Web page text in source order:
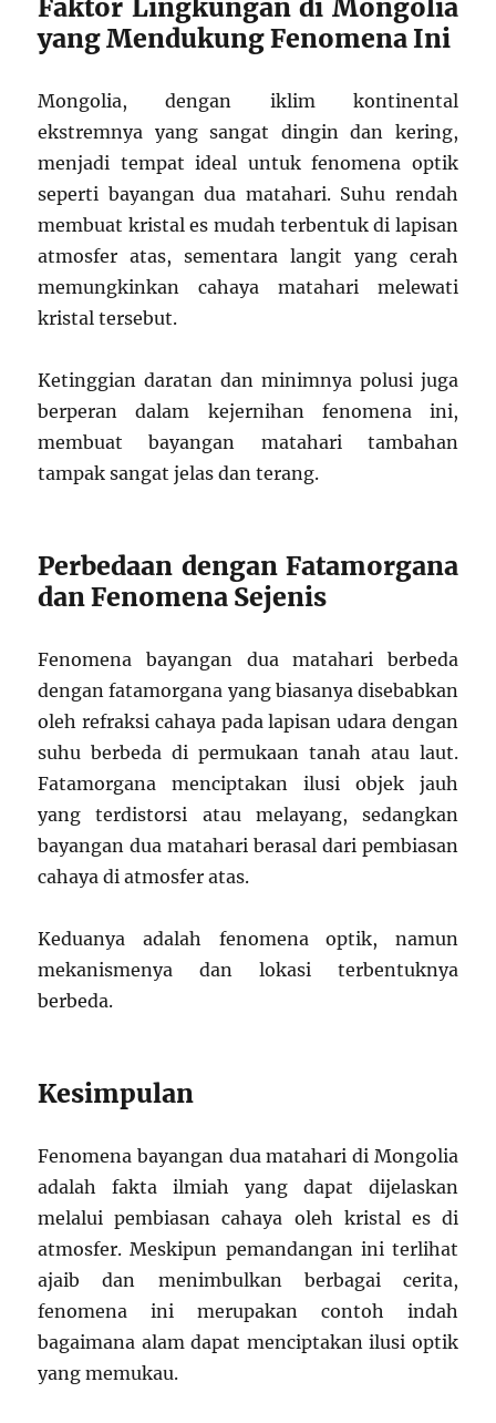
Faktor Lingkungan di Mongolia
yang Mendukung Fenomena Ini
Mongolia, dengan iklim kontinental
ekstremnya yang sangat dingin dan kering,
menjadi tempat ideal untuk fenomena optik
seperti bayangan dua matahari. Suhu rendah
membuat kristal es mudah terbentuk di lapisan
atmosfer atas, sementara langit yang cerah
memungkinkan cahaya matahari melewati
kristal tersebut.
Ketinggian daratan dan minimnya polusi juga
berperan dalam kejernihan fenomena ini,
membuat bayangan matahari tambahan
tampak sangat jelas dan terang.
Perbedaan dengan Fatamorgana
dan Fenomena Sejenis
Fenomena bayangan dua matahari berbeda
dengan fatamorgana yang biasanya disebabkan
oleh refraksi cahaya pada lapisan udara dengan
suhu berbeda di permukaan tanah atau laut.
Fatamorgana menciptakan ilusi objek jauh
yang terdistorsi atau melayang, sedangkan
bayangan dua matahari berasal dari pembiasan
cahaya di atmosfer atas.
Keduanya adalah fenomena optik, namun
mekanismenya dan lokasi terbentuknya
berbeda.
Kesimpulan
Fenomena bayangan dua matahari di Mongolia
adalah fakta ilmiah yang dapat dijelaskan
melalui pembiasan cahaya oleh kristal es di
atmosfer. Meskipun pemandangan ini terlihat
ajaib dan menimbulkan berbagai cerita,
fenomena ini merupakan contoh indah
bagaimana alam dapat menciptakan ilusi optik
yang memukau.